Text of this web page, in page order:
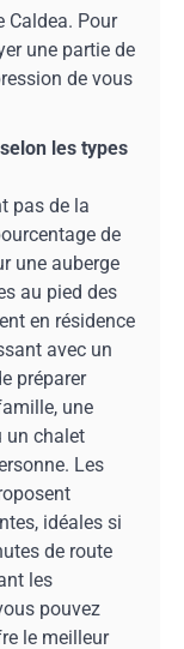
Caldea. Pour
une partie de
de vous
les types
pas de la
de
une auberge
au pied des
en résidence
avec un
préparer
une
un chalet
Les
idéales si
de route
les
pouvez
le meilleur